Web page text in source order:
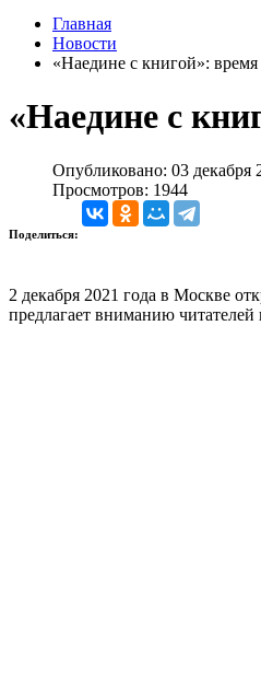
Главная
Новости
«Наедине с книгой»:
«Наедине с
Опубликовано: 03 декабря
Просмотров: 1944
Поделиться:
2 декабря 2021 года в Москве
предлагает вниманию